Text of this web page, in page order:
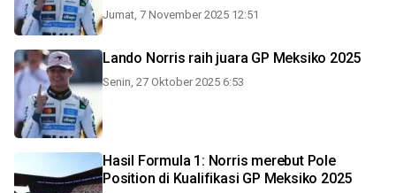
Jumat, 7 November 2025 12:51
Lando Norris raih juara GP Meksiko 2025
Senin, 27 Oktober 2025 6:53
Hasil Formula 1: Norris merebut Pole
Position di Kualifikasi GP Meksiko 2025